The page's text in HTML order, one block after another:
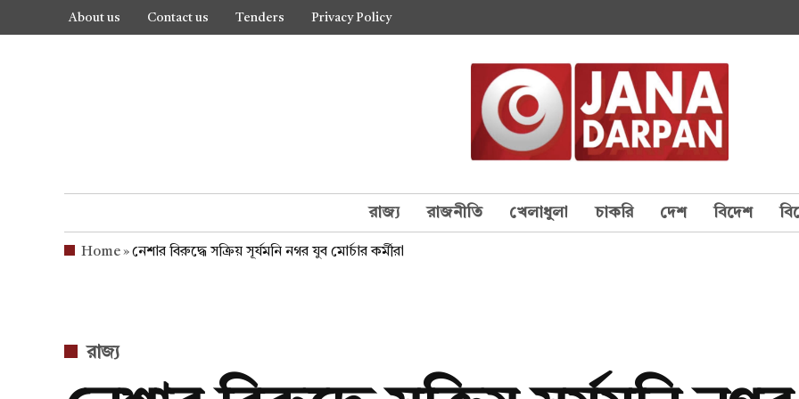
About us Contact us Tenders Privacy Policy
রাজ্য রাজনীতি খেলাধুলা চাকরি দেশ বিদেশ
Home»নেশার বিরুদ্ধে সক্রিয় সূর্যমনি নগর যুব মোর্চার কর্মীরা
POSTED
রাজ্য